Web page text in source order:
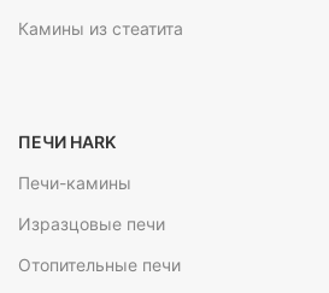
Камины из стеатита
ПЕЧИ HARK
Печи-камины
Изразцовые печи
Отопительные печи